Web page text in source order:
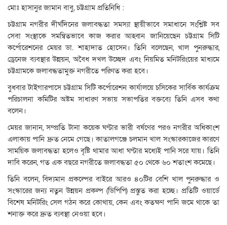
মোঃ হাসানুর জামান বাবু, চট্টগ্রাম প্রতিনিধি :
চট্টগ্রাম নগরীর দীর্ঘদিনের জলাবদ্ধতা সমস্যা স্থায়ীভাবে সমাধানে সংশ্লিষ্ট সব
সেবা সংস্থাকে সমন্বিতভাবে কাজ করার আহ্বান জানিয়েছেন চট্টগ্রাম সিটি
কর্পোরেশনের মেয়র ডা. শাহাদাত হোসেন। তিনি বলেছেন, খাল পুনরুদ্ধার,
ড্রেনেজ ব্যবস্থার উন্নয়ন, অবৈধ দখল উচ্ছেদ এবং নিয়মিত মনিটরিংয়ের মাধ্যমে
চট্টগ্রামকে জলাবদ্ধতামুক্ত নগরীতে পরিণত করা হবে।
বুধবার টাইগারপাসে চট্টগ্রাম সিটি কর্পোরেশন কার্যালয়ে চসিকের সার্বিক কার্যক্রম
পরিচালনা কমিটির অষ্টম সাধারণ সভায় সভাপতির বক্তব্যে তিনি এসব কথা
বলেন।
মেয়র জানান, সম্প্রতি টানা কয়েক ঘণ্টার ভারী বর্ষণের পরও নগরীর অধিকাংশ
এলাকায় পানি দ্রুত নেমে গেছে। কাতালগঞ্জে চলমান খাল সংস্কারকাজের কারণে
সাময়িক জলাবদ্ধতা হলেও বৃষ্টি থামার আধা ঘণ্টার মধ্যেই পানি সরে যায়। তিনি
দাবি করেন, গত এক বছরে নগরীতে জলাবদ্ধতা ৫০ থেকে ৬০ শতাংশ কমেছে।
তিনি বলেন, বিদ্যমান প্রকল্পের বাইরে আরও ৪০টির বেশি খাল পুনরুদ্ধার ও
সংস্কারের জন্য নতুন উন্নয়ন প্রকল্প (ডিপিপি) প্রস্তুত করা হচ্ছে। প্রতিটি ওয়ার্ডে
বিশেষ মনিটরিং সেল গঠন করে কোথায়, কেন এবং কতক্ষণ পানি জমে থাকে তা
শনাক্ত করে দ্রুত ব্যবস্থা নেওয়া হবে।